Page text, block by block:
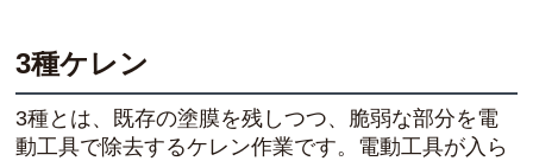
3種ケレン
3種とは、既存の塗膜を残しつつ、脆弱な部分を電
動工具で除去するケレン作業です。電動工具が入ら